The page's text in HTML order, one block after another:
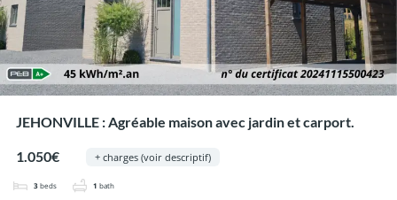
JEHONVILLE : Agréable maison avec jardin et carport.
1.050€ + charges (voir descriptif)
3 beds 1 bath